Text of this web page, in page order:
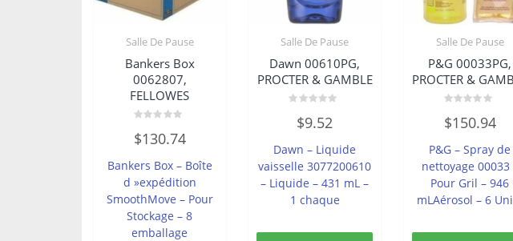
Salle De Pause
Bankers Box
0062807,
FELLOWES
0
sur
$130.74
Bankers Box – Boîte
d »expédition
SmoothMove – Pour
Stockage – 8
emballage
Salle De Pause
Dawn 00610PG,
PROCTER & GAMBLE
sur
$9.52
Dawn – Liquide
vaisselle 3077200610
– Liquide – 431 mL –
1 chaque
Salle De Pause
P&G 00033PG,
PROCTER &
0
sur
$150.94
P&G – Spray de
nettoyage 00033
Pour Gril – 946
mLAérosol – 6